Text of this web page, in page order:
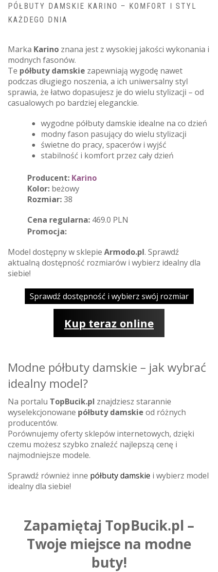
PÓŁBUTY DAMSKIE KARINO – KOMFORT I STYL
KAŻDEGO DNIA
Marka Karino znana jest z wysokiej jakości wykonania i
modnych fasonów.
Te półbuty damskie zapewniają wygodę nawet
podczas długiego noszenia, a ich uniwersalny styl
sprawia, że łatwo dopasujesz je do wielu stylizacji – od
casualowych po bardziej eleganckie.
wygodne półbuty damskie idealne na co dzień
modny fason pasujący do wielu stylizacji
świetne do pracy, spacerów i wyjść
stabilność i komfort przez cały dzień
Producent: Karino
Kolor: beżowy
Rozmiar:38
Cena regularna: 469.0 PLN
Promocja:
Model dostępny w sklepie Armodo.pl. Sprawdź
aktualną dostępność rozmiarów i wybierz idealny dla
siebie!
Sprawdź dostępność i wybierz swój rozmiar
Kup teraz online
Modne półbuty damskie – jak wybrać
idealny model?
Na portalu TopBucik.pl znajdziesz starannie
wyselekcjonowane półbuty damskie od różnych
producentów.
Porównujemy oferty sklepów internetowych, dzięki
czemu możesz szybko znaleźć najlepszą cenę i
najmodniejsze modele.
Sprawdź również inne półbuty damskie i wybierz model
idealny dla siebie!
Zapamiętaj TopBucik.pl –
Twoje miejsce na modne
buty!